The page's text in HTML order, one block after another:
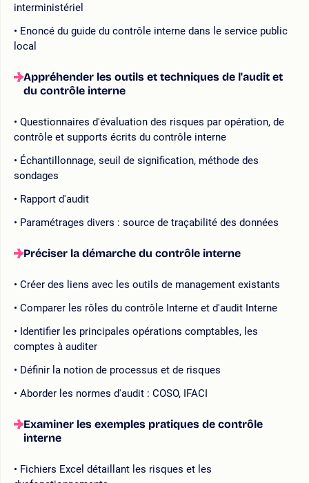
interministériel
Enoncé du guide du contrôle interne dans le service public
local
Appréhender les outils et techniques de l'audit et
du contrôle interne
Questionnaires d'évaluation des risques par opération, de
contrôle et supports écrits du contrôle interne
Échantillonnage, seuil de signification, méthode des
sondages
Rapport d'audit
Paramétrages divers : source de traçabilité des données
Préciser la démarche du contrôle interne
Créer des liens avec les outils de management existants
Comparer les rôles du contrôle Interne et d'audit Interne
Identifier les principales opérations comptables, les
comptes à auditer
Définir la notion de processus et de risques
Aborder les normes d'audit : COSO, IFACI
Examiner les exemples pratiques de contrôle
interne
Fichiers Excel détaillant les risques et les